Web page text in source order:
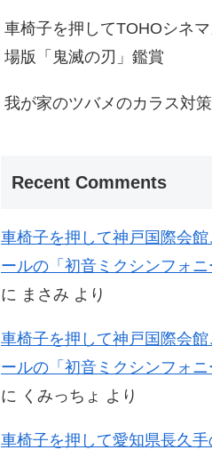
車椅子を押してTOHOシネ
場版「鬼滅の刃」鑑賞
我が家のツバメのカラス対策
Recent Comments
車椅子を押して神戸国際会
ールの「初音ミクシンフォニ
に まさみ より
車椅子を押して神戸国際会
ールの「初音ミクシンフォニ
に くみっちょ より
車椅子を押して愛知県長久手